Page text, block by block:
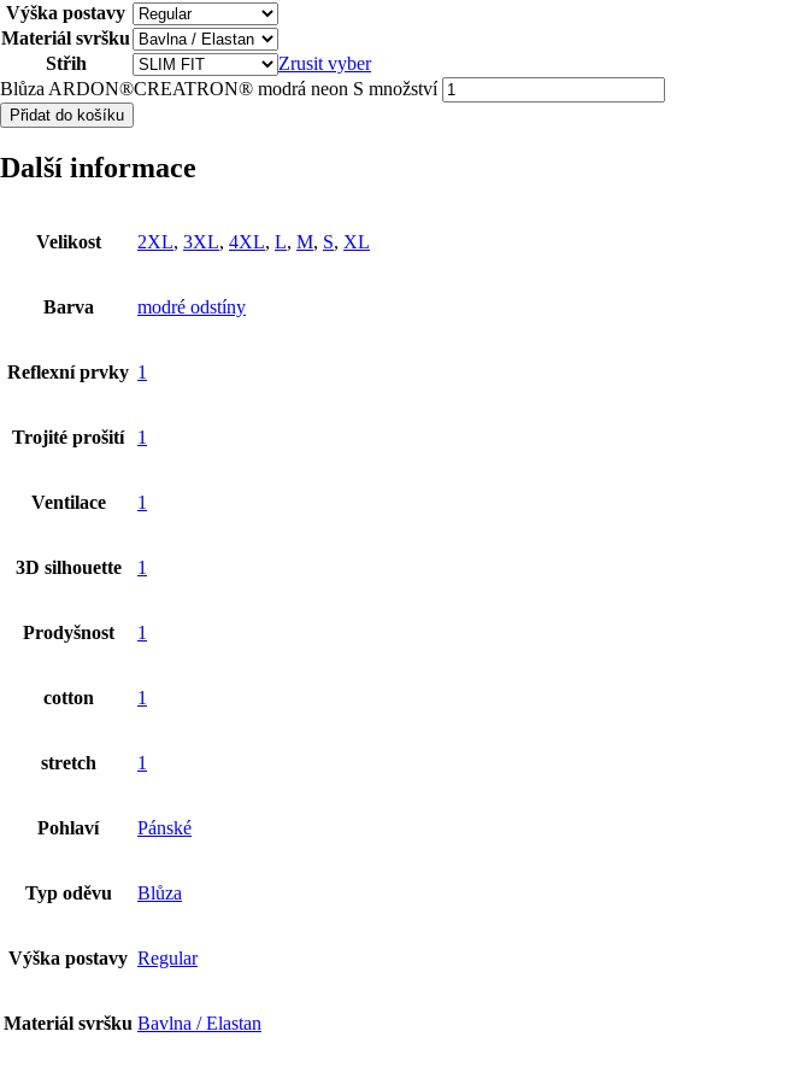
Výška postavy
Materiál svršku
Střih
Zrusit vyber
Blůza ARDON®CREATRON® modrá neon S množství
Přidat do košíku
Další informace
Velikost 2XL, 3XL, 4XL, L, M, S, XL
Barva modré odstíny
Reflexní prvky 1
Trojité prošití 1
Ventilace 1
3D silhouette 1
Prodyšnost 1
cotton 1
stretch 1
Pohlaví Pánské
Typ oděvu Blůza
Výška postavy Regular
Materiál svršku Bavlna / Elastan